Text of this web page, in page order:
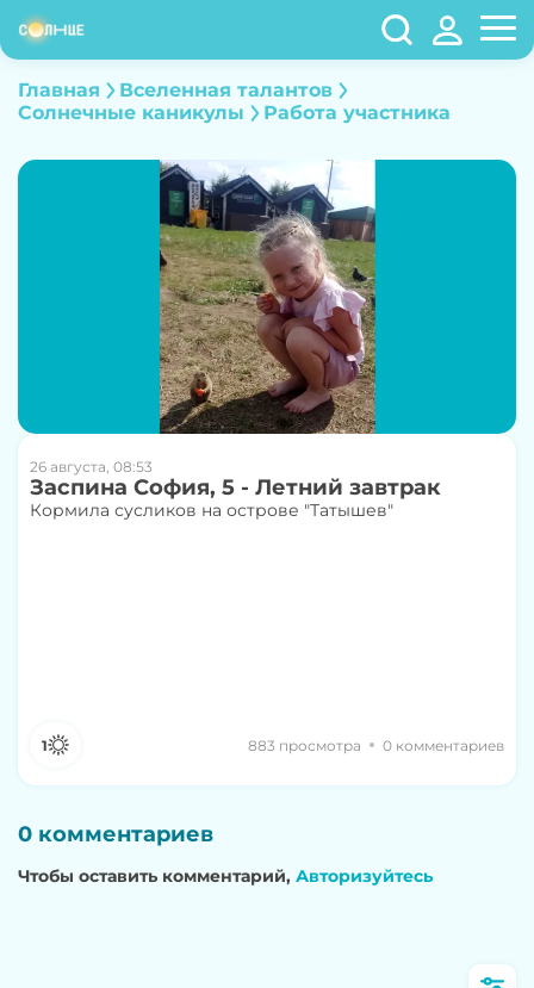
Главная
Вселенная талантов
Cолнечные каникулы
Работа участника
26 августа, 08:53
Заспина София, 5 - Летний завтрак
Кормила сусликов на острове "Татышев"
1 883 просмотра 0 комментариев
0 комментариев
Чтобы оставить комментарий, Авторизуйтесь